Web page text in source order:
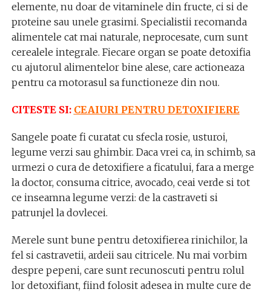
elemente, nu doar de vitaminele din fructe, ci si de
proteine sau unele grasimi. Specialistii recomanda
alimentele cat mai naturale, neprocesate, cum sunt
cerealele integrale. Fiecare organ se poate detoxifia
cu ajutorul alimentelor bine alese, care actioneaza
pentru ca motorasul sa functioneze din nou.
CITESTE SI: CEAIURI PENTRU DETOXIFIERE
Sangele poate fi curatat cu sfecla rosie, usturoi,
legume verzi sau ghimbir. Daca vrei ca, in schimb, sa
urmezi o cura de detoxifiere a ficatului, fara a merge
la doctor, consuma citrice, avocado, ceai verde si tot
ce inseamna legume verzi: de la castraveti si
patrunjel la dovlecei.
Merele sunt bune pentru detoxifierea rinichilor, la
fel si castravetii, ardeii sau citricele. Nu mai vorbim
despre pepeni, care sunt recunoscuti pentru rolul
lor detoxifiant, fiind folosit adesea in multe cure de